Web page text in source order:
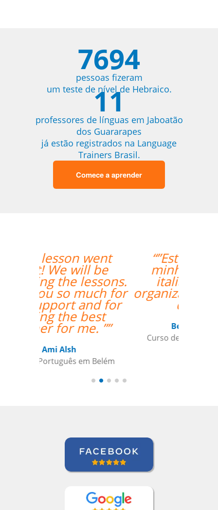
7694
pessoas fizeram
um teste de nível de Hebraico.
11
professores de línguas em Jaboatão
dos Guararapes
já estão registrados na Language
Trainers Brasil.
Comece a aprender
“”Estou amando
minhas aulas de
italiano, muito
organizado o trabalho
de vcs””
Beatris Castro
Curso de Italiano em Santos